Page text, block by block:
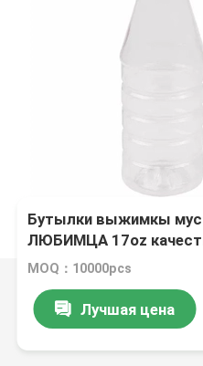
Бутылки выжимкы
ЛЮБИМЦА 17oz
MOQ：10000pcs
Лучшая цена